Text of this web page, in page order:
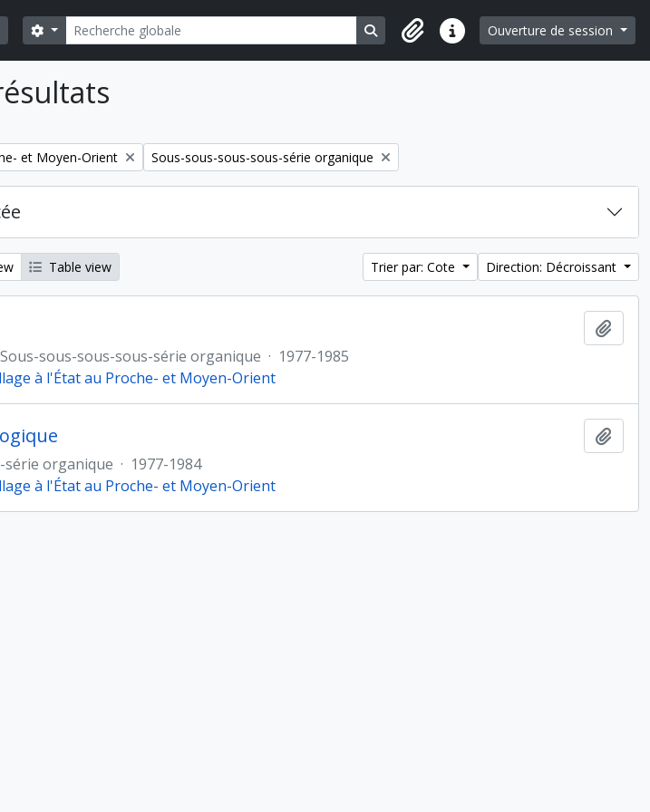
Rechercher
Search options Search in browse page
Liens rapidesOuverture de session
et Moyen-Orient Remove filter:
Sous-sous-sous-sous-série organique
Table view Trier par: Cote Direction: Décroissant
Sous-sous-sous-sous-série organique · 1977-1985
à l'État au Proche- et Moyen-Orient
série organique · 1977-1984
à l'État au Proche- et Moyen-Orient